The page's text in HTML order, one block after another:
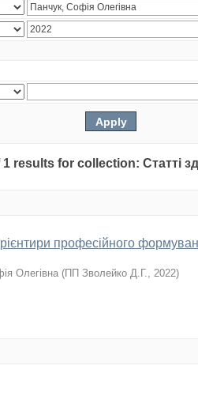
results for collection: Статті
професійного
Олегівна (ПП Зволейко Д.Г., 2022)